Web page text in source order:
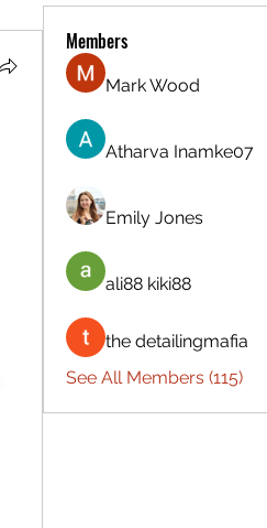
Members
Mark Wood
Atharva Inamke07
Emily Jones
ali88 kiki88
the detailingmafia
See All Members (115)